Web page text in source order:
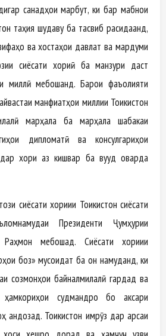
санадҳои марбут, ки бар мабнои
таҳия шудаву ба тасвиб расидаанд,
ва хостаҳои давлат ва мардуми
сиёсати хориҷӣ ба манзури даст
миллӣ мебошанд. Барои фаъолияти
манфиатҳои миллии Тоҷикистон
марҳала ба марҳала шабакаи
дипломатӣ ва консулгариҳои
хориҷ аз кишвар ба вуҷуд оварда
сиёсати хориҷии Тоҷикистон сиёсати
Президенти Ҷумҳурии
Раҳмон мебошад. Сиёсати хориҷии
боз» мусоидат ба он намуданд, ки
созмонҳои байналмилалӣ гардад ва
судмандро бо аксари
андозад. Тоҷикистон имрӯз дар арсаи